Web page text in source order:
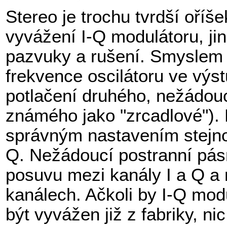
Stereo je trochu tvrdší
vyvážení I-Q modulátoru,
pazvuky a rušení.
frekvence oscilátoru ve
potlačení druhého,
známého jako
správným nastavením
Q. Nežádoucí postranní
posuvu mezi kanály I a Q
kanálech. Ačkoli by I-Q
být vyvážen již z fabriky,